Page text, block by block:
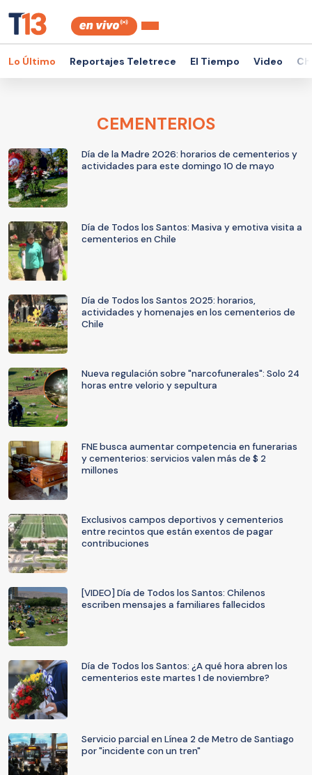
Lo Último Reportajes Teletrece El Tiempo Video
CEMENTERIOS
Día de la Madre 2026: horarios de cementerios y
actividades para este domingo 10 de mayo
Día de Todos los Santos: Masiva y emotiva visita a
cementerios en Chile
Día de Todos los Santos 2025: horarios,
actividades y homenajes en los cementerios de
Chile
Nueva regulación sobre "narcofunerales": Solo 24
horas entre velorio y sepultura
FNE busca aumentar competencia en funerarias
y cementerios: servicios valen más de $ 2
millones
Exclusivos campos deportivos y cementerios
entre recintos que están exentos de pagar
contribuciones
[VIDEO] Día de Todos los Santos: Chilenos
escriben mensajes a familiares fallecidos
Día de Todos los Santos: ¿A qué hora abren los
cementerios este martes 1 de noviembre?
Servicio parcial en Línea 2 de Metro de Santiago
por "incidente con un tren"